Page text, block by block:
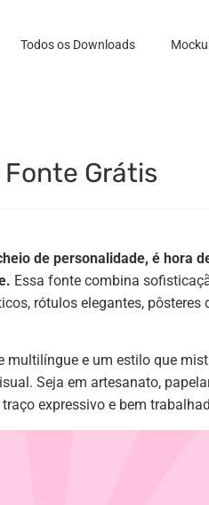
Todos os Downloads
Grátis
de personalidade, é hora
Essa fonte combina
rótulos elegantes, pôsteres
multilíngue e um estilo que
Seja em artesanato,
expressivo e bem